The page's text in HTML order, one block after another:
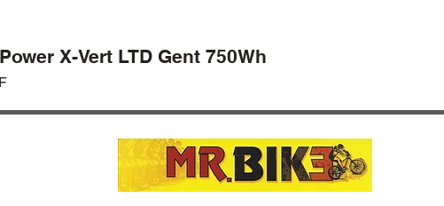
Vista rapida
X-Vert LTD Gent 750Wh